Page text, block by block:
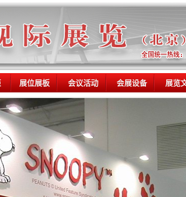
展位展板 会议活动 会展设备 展览